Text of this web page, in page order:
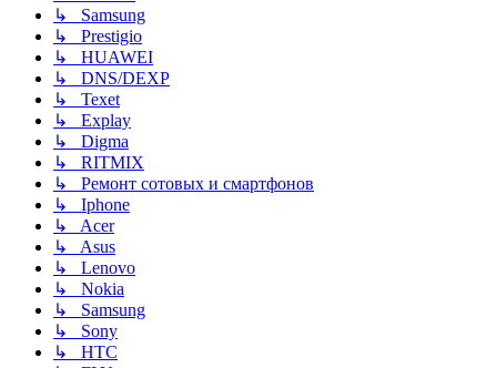
↳ Samsung
↳ Prestigio
↳ HUAWEI
↳ DNS/DEXP
↳ Texet
↳ Explay
↳ Digma
↳ RITMIX
↳ Ремонт сотовых и смартфонов
↳ Iphone
↳ Acer
↳ Asus
↳ Lenovo
↳ Nokia
↳ Samsung
↳ Sony
↳ HTC